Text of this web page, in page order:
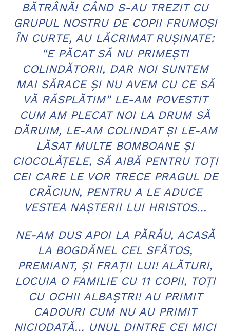
BĂTRÂNĂ! CÂND S-AU TREZIT CU
GRUPUL NOSTRU DE COPII FRUMOŞI
ÎN CURTE, AU LĂCRIMAT RUŞINATE:
“E PĂCAT SĂ NU PRIMEŞTI
COLINDĂTORII, DAR NOI SUNTEM
MAI SĂRACE ŞI NU AVEM CU CE SĂ
VĂ RĂSPLĂTIM” LE-AM POVESTIT
CUM AM PLECAT NOI LA DRUM SĂ
DĂRUIM, LE-AM COLINDAT ŞI LE-AM
LĂSAT MULTE BOMBOANE ŞI
CIOCOLĂŢELE, SĂ AIBĂ PENTRU TOŢI
CEI CARE LE VOR TRECE PRAGUL DE
CRĂCIUN, PENTRU A LE ADUCE
VESTEA NAŞTERII LUI HRISTOS…
NE-AM DUS APOI LA PĂRĂU, ACASĂ
LA BOGDĂNEL CEL SFĂTOS,
PREMIANT, ŞI FRAŢII LUI! ALĂTURI,
LOCUIA O FAMILIE CU 11 COPII, TOŢI
CU OCHII ALBAŞTRI! AU PRIMIT
CADOURI CUM NU AU PRIMIT
NICIODATĂ… UNUL DINTRE CEI MICI